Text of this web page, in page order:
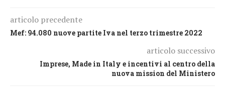
articolo precedente
Mef: 94.080 nuove partite Iva nel terzo trimestre 2022
articolo successivo
Imprese, Made in Italy e incentivi al centro della
nuova mission del Ministero